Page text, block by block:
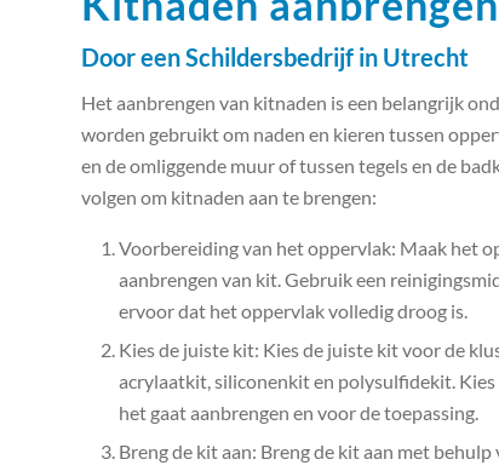
Door een Schildersbedrijf in Utrecht
Het aanbrengen van kitnaden is een belangrijk
worden gebruikt om naden en kieren tussen
en de omliggende muur of tussen tegels en de
volgen om kitnaden aan te brengen:
Voorbereiding van het oppervlak: Maak het
aanbrengen van kit. Gebruik een
ervoor dat het oppervlak volledig droog is.
Kies de juiste kit: Kies de juiste kit voor de
acrylaatkit, siliconenkit en polysulfidekit.
het gaat aanbrengen en voor de toepassing.
Breng de kit aan: Breng de kit aan met